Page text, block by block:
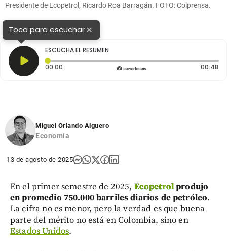
Presidente de Ecopetrol, Ricardo Roa Barragán. FOTO: Colprensa.
Toca para escuchar×
ESCUCHA EL RESUMEN
00:00 Tiempo transcurrido: 0 segundos 00:48
Miguel Orlando Alguero
Economía
13 de agosto de 2025
En el primer semestre de 2025, Ecopetrolprodujo
en promedio 750.000 barriles diarios de petróleo.
La cifra no es menor, pero la verdad es que buena
parte del mérito no está en Colombia, sino en
Estados Unidos.